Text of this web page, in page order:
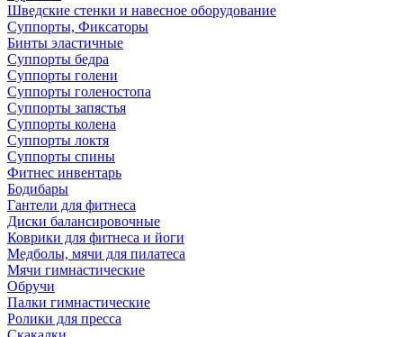
Шведские стенки и навесное оборудование
Суппорты, Фиксаторы
Бинты эластичные
Суппорты бедра
Суппорты голени
Суппорты голеностопа
Суппорты запястья
Суппорты колена
Суппорты локтя
Суппорты спины
Фитнес инвентарь
Бодибары
Гантели для фитнеса
Диски балансировочные
Коврики для фитнеса и йоги
Медболы, мячи для пилатеса
Мячи гимнастические
Обручи
Палки гимнастические
Ролики для пресса